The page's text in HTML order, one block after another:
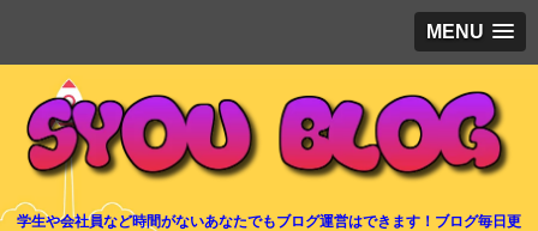
MENU
学生や会社員など時間がないあなたでもブログ運営はできます！ブログ毎日更